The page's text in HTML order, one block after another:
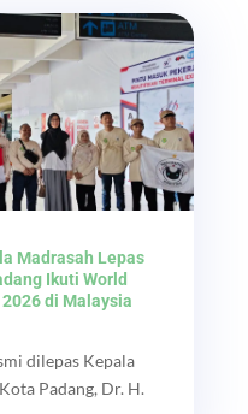
Madrasah Lepas
Ikuti World
di Malaysia
dilepas Kepala
Padang, Dr. H.